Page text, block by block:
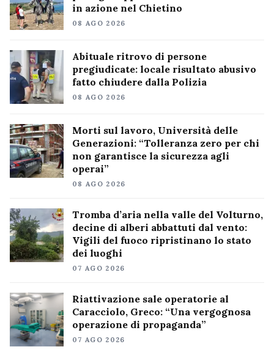
in azione nel Chietino
08 AGO 2026
Abituale ritrovo di persone
pregiudicate: locale risultato abusivo
fatto chiudere dalla Polizia
08 AGO 2026
Morti sul lavoro, Università delle
Generazioni: “Tolleranza zero per chi
non garantisce la sicurezza agli
operai”
08 AGO 2026
Tromba d’aria nella valle del Volturno,
decine di alberi abbattuti dal vento:
Vigili del fuoco ripristinano lo stato
dei luoghi
07 AGO 2026
Riattivazione sale operatorie al
Caracciolo, Greco: “Una vergognosa
operazione di propaganda”
07 AGO 2026